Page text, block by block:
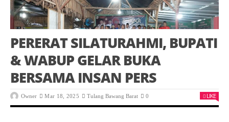
PERERAT SILATURAHMI, BUPATI
& WABUP GELAR BUKA
BERSAMA INSAN PERS
Owner Mar 18, 2025 Tulang Bawang Barat 0 LIKE